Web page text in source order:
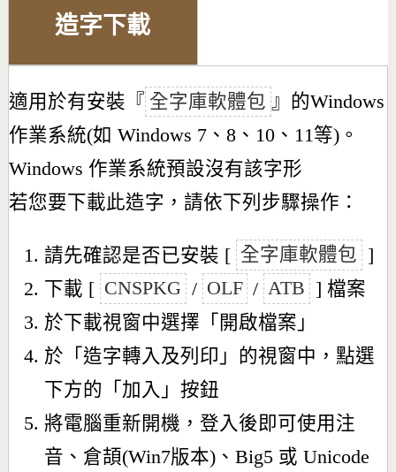
造字下載
適用於有安裝『 全字庫軟體包 』的Windows
作業系統(如 Windows 7、8、10、11等)。
Windows 作業系統預設沒有該字形
若您要下載此造字，請依下列步驟操作：
請先確認是否已安裝 [ 全字庫軟體包 ]
下載 [ CNSPKG / OLF / ATB ] 檔案
於下載視窗中選擇「開啟檔案」
於「造字轉入及列印」的視窗中，點選
下方的「加入」按鈕
將電腦重新開機，登入後即可使用注
音、倉頡(Win7版本)、Big5 或 Unicode